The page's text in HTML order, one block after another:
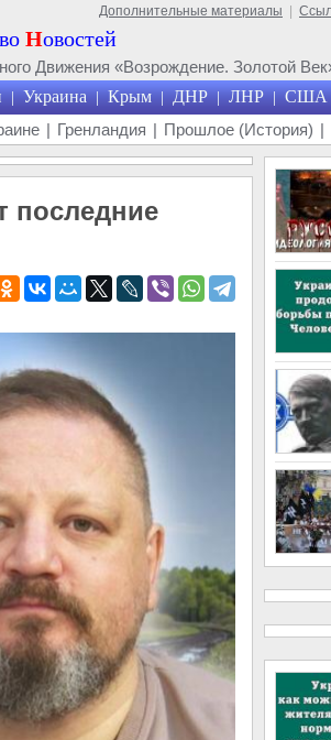
Дополнительные материалы
Новостей
Движения «Возрождение. Золотой
| Украина | Крым | ДНР | ЛНР | США
| Гренландия | Прошлое (История) |
последние